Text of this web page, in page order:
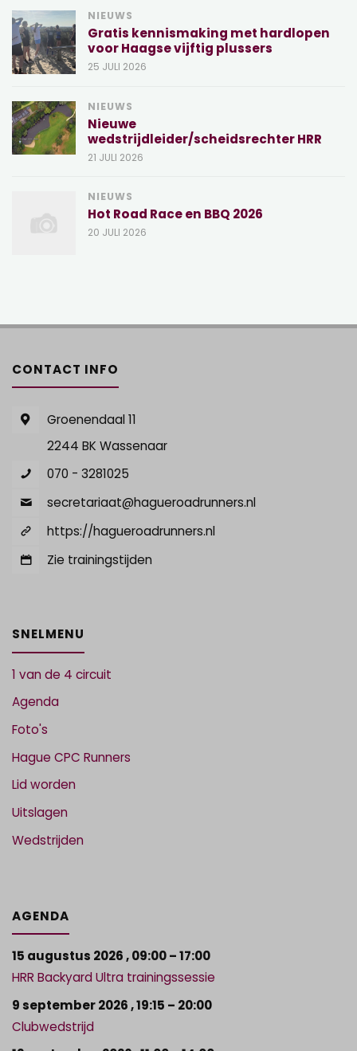
NIEUWS
Gratis kennismaking met hardlopen
voor Haagse vijftig plussers
25 JULI 2026
NIEUWS
Nieuwe
wedstrijdleider/scheidsrechter HRR
21 JULI 2026
NIEUWS
Hot Road Race en BBQ 2026
20 JULI 2026
CONTACT INFO
Groenendaal 11
2244 BK Wassenaar
070 - 3281025
secretariaat@hagueroadrunners.nl
https://hagueroadrunners.nl
Zie trainingstijden
SNELMENU
1 van de 4 circuit
Agenda
Foto's
Hague CPC Runners
Lid worden
Uitslagen
Wedstrijden
AGENDA
15 augustus 2026,09:00– 17:00
HRR Backyard Ultra trainingssessie
9 september 2026,19:15 – 20:00
Clubwedstrijd